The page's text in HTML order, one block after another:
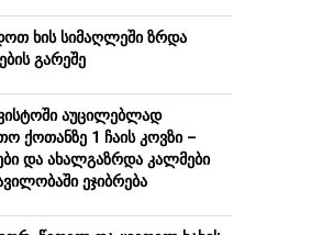
ხის სიმაღლეში ზრდა
გარეშე
აუცილებლად
ქოთანზე 1 ჩაის კოვზი –
და ახალგაზრდა კალმები
ეჯიბრება